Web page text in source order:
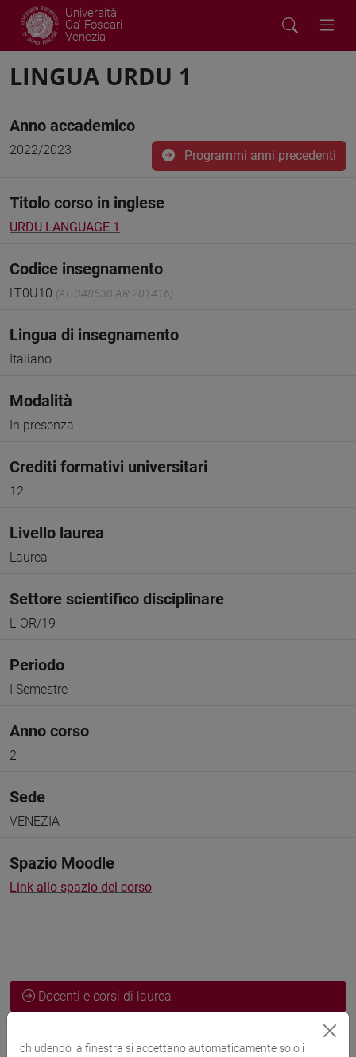
Università
Ca' Foscari
Venezia
LINGUA URDU 1
Anno accademico
2022/2023 Programmi anni precedenti
Titolo corso in inglese
URDU LANGUAGE 1
Codice insegnamento
LT0U10 (AF:348630 AR:201416)
Lingua di insegnamento
Italiano
Modalità
In presenza
Crediti formativi universitari
12
Livello laurea
Laurea
Settore scientifico disciplinare
L-OR/19
Periodo
I Semestre
Anno corso
2
Sede
VENEZIA
Spazio Moodle
Link allo spazio del corso
Docenti e corsi di laurea
chiudendo la finestra si accettano automaticamente solo i